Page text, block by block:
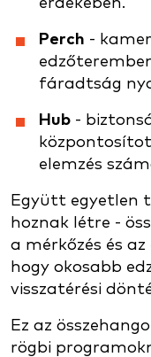
Perch -
fáradtság
Hub -
elemzés
Együtt egyetlen
hoznak létre -
a mérkőzés és
hogy okosabb
visszatérési
Ez az
rögbi